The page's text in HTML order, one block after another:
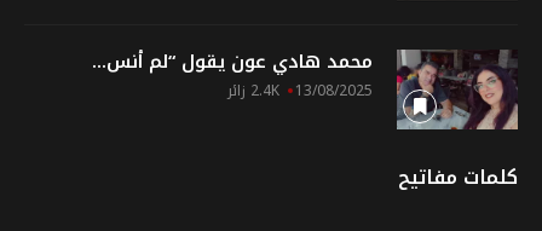
محمد هادي عون يقول “لم أنس...
13/08/2025 2.4K زائر
كلمات مفاتيح